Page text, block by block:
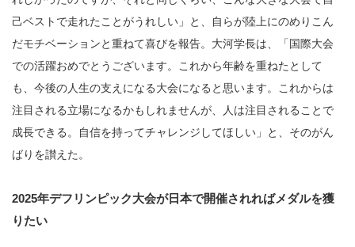
己ベストで走れたことがうれしい」と、自らが陸上にのめりこん
だモチベーションと重ねて喜びを報告。大河学長は、「国際大会
での活躍おめでとうございます。これから年齢を重ねたとして
も、今後の人生の支えになる大会になると思います。これからは
注目される立場になるかもしれませんが、人は注目されることで
成長できる。自信を持ってチャレンジしてほしい」と、そのがん
ばりを讃えた。
2025年デフリンピック大会が日本で開催されればメダルを獲
りたい